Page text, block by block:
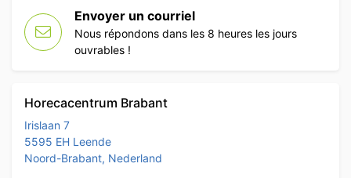
Envoyer un courriel
Nous répondons dans les 8 heures les jours
ouvrables !
Horecacentrum Brabant
Irislaan 7
5595 EH Leende
Noord-Brabant, Nederland